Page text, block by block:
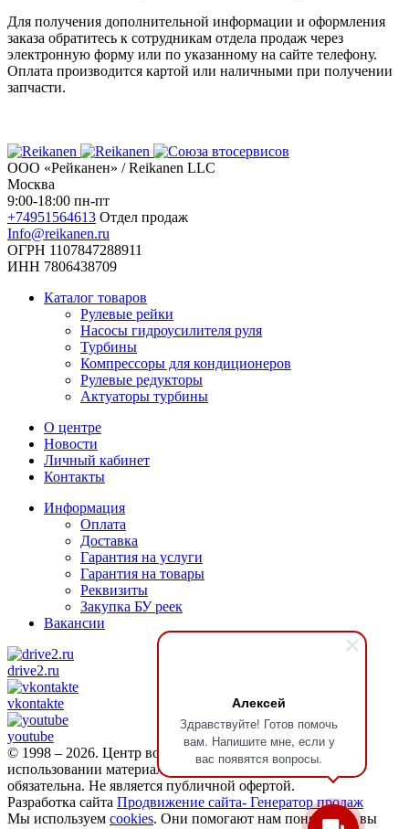
Алексей
Здравствуйте! Готов помочь
вам. Напишите мне, если у
вас появятся вопросы.
Для получения дополнительной информации и оформления
заказа обратитесь к сотрудникам отдела продаж через
электронную форму или по указанному на сайте телефону.
Оплата производится картой или наличными при получении
запчасти.
ООО «Рейканен» / Reikanen LLC
Москва
9:00-18:00 пн-пт
+74951564613 Отдел продаж
Info@reikanen.ru
ОГРН 1107847288911
ИНН 7806438709
Каталог товаров
Рулевые рейки
Насосы гидроусилителя руля
Турбины
Компрессоры для кондиционеров
Рулевые редукторы
Актуаторы турбины
О центре
Новости
Личный кабинет
Контакты
Информация
Оплата
Доставка
Гарантия на услуги
Гарантия на товары
Реквизиты
Закупка БУ реек
Вакансии
drive2.ru
vkontakte
youtube
© 1998 – 2026. Центр восстановления Reikanen. При
использовании материалов сайта ссылка на
reikanen.ru
обязательна. Не является публичной офертой.
Разработка сайта Продвижение сайта- Генератор продаж
Мы используем cookies. Они помогают нам понять, как вы